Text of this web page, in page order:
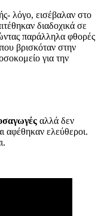
λόγο, εισέβαλαν στο
διαδοχικά σε
παράλληλα φθορές
βρισκόταν στην
για την
αλλά δεν
αφέθηκαν ελεύθεροι.